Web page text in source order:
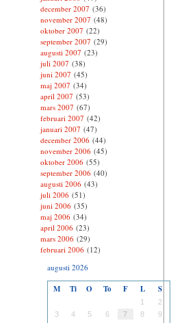
december 2007 (36)
november 2007 (48)
oktober 2007 (22)
september 2007 (29)
augusti 2007 (23)
juli 2007 (38)
juni 2007 (45)
maj 2007 (34)
april 2007 (53)
mars 2007 (67)
februari 2007 (42)
januari 2007 (47)
december 2006(44)
november 2006(45)
oktober 2006(55)
september 2006(40)
augusti 2006(43)
juli 2006(51)
juni 2006(35)
maj 2006(34)
april 2006(23)
mars 2006(29)
februari 2006(12)
augusti 2026
M Ti O To F L S
1
2
3
4 5 6 7 8
9